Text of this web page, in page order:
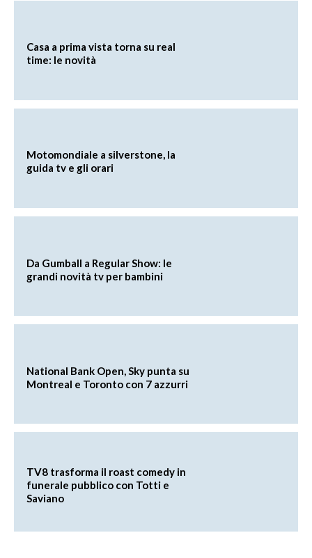
Casa a prima vista torna su real
time: le novità
Motomondiale a silverstone, la
guida tv e gli orari
Da Gumball a Regular Show: le
grandi novità tv per bambini
National Bank Open, Sky punta su
Montreal e Toronto con 7 azzurri
TV8 trasforma il roast comedy in
funerale pubblico con Totti e
Saviano